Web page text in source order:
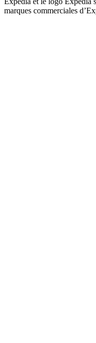
marques commerciales